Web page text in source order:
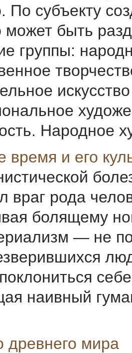
По субъекту
может быть
группы:
Народное
и его
враг рода
болящему
— не
наивный
древнего мира